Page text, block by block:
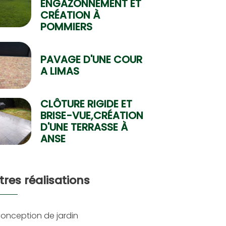
ENGAZONNEMENT ET
CRÉATION À
POMMIERS
PAVAGE D'UNE COUR
A LIMAS
CLÔTURE RIGIDE ET
BRISE-VUE,CRÉATION
D'UNE TERRASSE À
ANSE
réalisations
de jardin